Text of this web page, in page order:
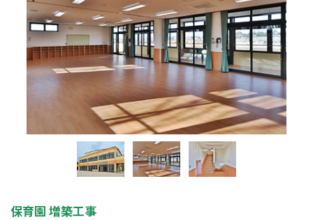
保育園 増築工事